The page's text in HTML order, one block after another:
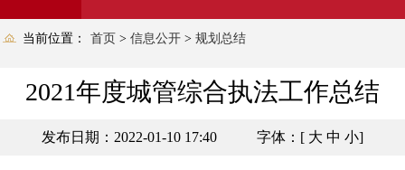
当前位置： 首页 > 信息公开 > 规划总结
2021年度城管综合执法工作总结
发布日期：2022-01-10 17:40 字体：[ 大 中 小]